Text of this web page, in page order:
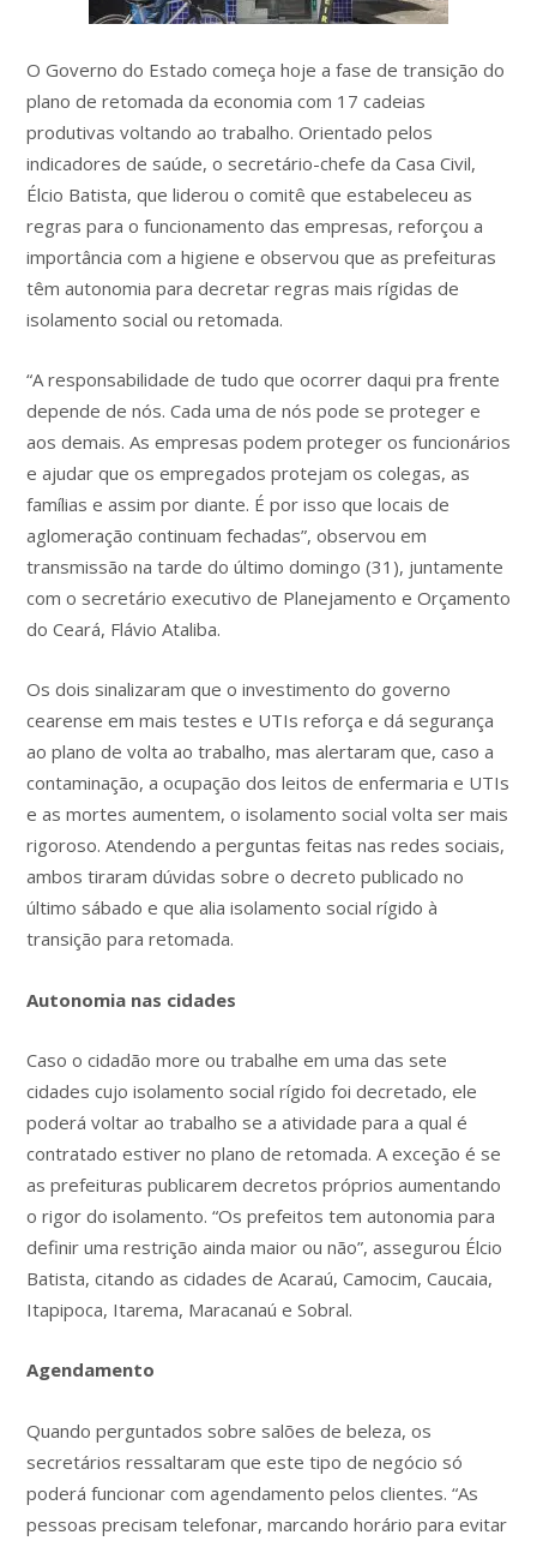
O Governo do Estado começa hoje a fase de transição do
plano de retomada da economia com 17 cadeias
produtivas voltando ao trabalho. Orientado pelos
indicadores de saúde, o secretário-chefe da Casa Civil,
Élcio Batista, que liderou o comitê que estabeleceu as
regras para o funcionamento das empresas, reforçou a
importância com a higiene e observou que as prefeituras
têm autonomia para decretar regras mais rígidas de
isolamento social ou retomada.
“A responsabilidade de tudo que ocorrer daqui pra frente
depende de nós. Cada uma de nós pode se proteger e
aos demais. As empresas podem proteger os funcionários
e ajudar que os empregados protejam os colegas, as
famílias e assim por diante. É por isso que locais de
aglomeração continuam fechadas”, observou em
transmissão na tarde do último domingo (31), juntamente
com o secretário executivo de Planejamento e Orçamento
do Ceará, Flávio Ataliba.
Os dois sinalizaram que o investimento do governo
cearense em mais testes e UTIs reforça e dá segurança
ao plano de volta ao trabalho, mas alertaram que, caso a
contaminação, a ocupação dos leitos de enfermaria e UTIs
e as mortes aumentem, o isolamento social volta ser mais
rigoroso. Atendendo a perguntas feitas nas redes sociais,
ambos tiraram dúvidas sobre o decreto publicado no
último sábado e que alia isolamento social rígido à
transição para retomada.
Autonomia nas cidades
Caso o cidadão more ou trabalhe em uma das sete
cidades cujo isolamento social rígido foi decretado, ele
poderá voltar ao trabalho se a atividade para a qual é
contratado estiver no plano de retomada. A exceção é se
as prefeituras publicarem decretos próprios aumentando
o rigor do isolamento. “Os prefeitos tem autonomia para
definir uma restrição ainda maior ou não”, assegurou Élcio
Batista, citando as cidades de Acaraú, Camocim, Caucaia,
Itapipoca, Itarema, Maracanaú e Sobral.
Agendamento
Quando perguntados sobre salões de beleza, os
secretários ressaltaram que este tipo de negócio só
poderá funcionar com agendamento pelos clientes. “As
pessoas precisam telefonar, marcando horário para evitar